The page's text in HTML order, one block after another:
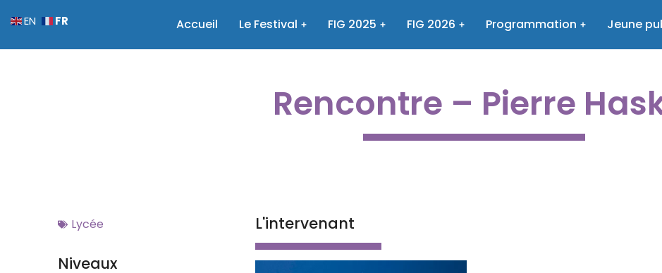
Accueil Le Festival FIG 2025 FIG 2026 Programmation Jeune
Rencontre – Pierre
Lycée
Niveaux
L'intervenant
EN FR